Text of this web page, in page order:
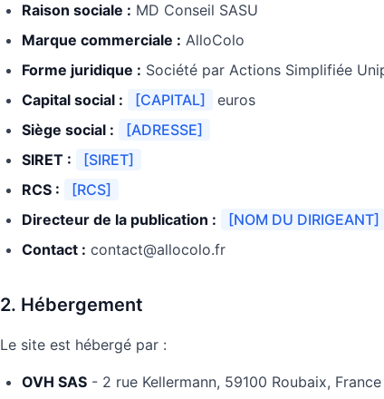
Raison sociale : MD Conseil SASU
Marque commerciale : AlloColo
Forme juridique : Société par Actions Simplifiée
Capital social :
[CAPITAL]
euros
Siège social :
[ADRESSE]
SIRET :
[SIRET]
RCS :
[RCS]
Directeur de la publication :
[NOM DU DIRIGEANT]
Contact : contact@allocolo.fr
2. Hébergement
Le site est hébergé par :
OVH SAS - 2 rue Kellermann, 59100 Roubaix, France